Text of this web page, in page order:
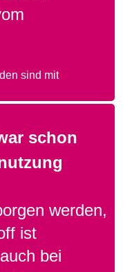
schon
werden,
ist
bei